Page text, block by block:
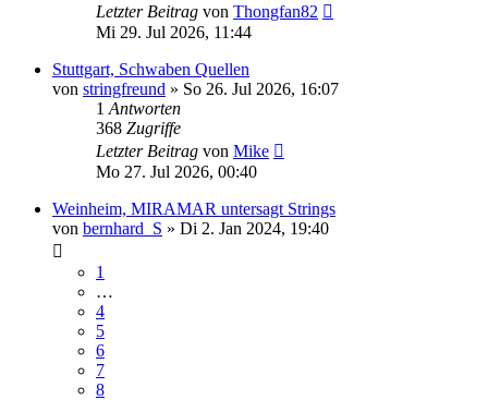
Letzter Beitrag von Thongfan82
Mi 29. Jul 2026, 11:44
Stuttgart, Schwaben Quellen
von stringfreund » So 26. Jul 2026, 16:07
1 Antworten
368 Zugriffe
Letzter Beitrag von Mike
Mo 27. Jul 2026, 00:40
Weinheim, MIRAMAR untersagt Strings
von bernhard_S » Di 2. Jan 2024, 19:40
1
…
4
5
6
7
8